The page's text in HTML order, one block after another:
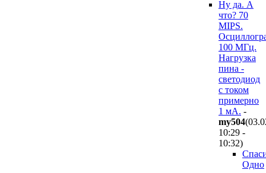
Ну да. А
что? 70
MIPS.
100 МГц.
Нагрузка
пина -
светодиод
с током
примерно
1 мА. -
my504
10:29 -
10:32)
Одно